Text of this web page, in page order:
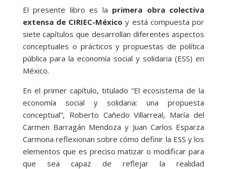
El presente libro es la primera obra colectiva
extensa de CIRIEC-México y está compuesta por
siete capítulos que desarrollan diferentes aspectos
conceptuales o prácticos y propuestas de política
pública para la economía social y solidaria (ESS) en
México.
En el primer capítulo, titulado “El ecosistema de la
economía social y solidaria: una propuesta
conceptual”, Roberto Cañedo Villarreal, María del
Carmen Barragán Mendoza y Juan Carlos Esparza
Carmona reflexionan sobre cómo definir la ESS y los
elementos que es preciso matizar o modificar para
que sea capaz de reflejar la realidad